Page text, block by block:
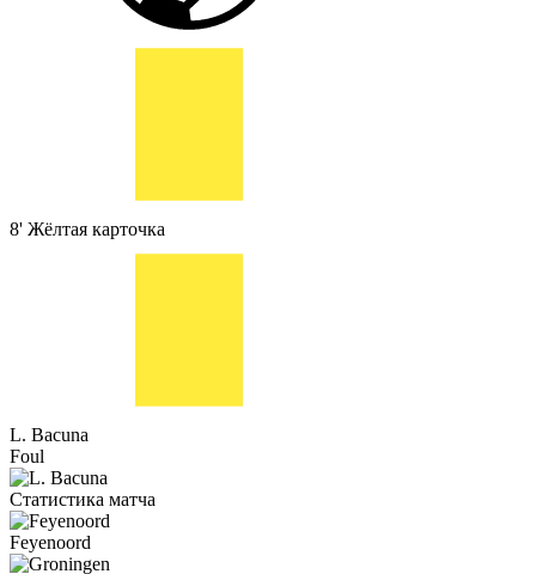
8' Жёлтая карточка
L. Bacuna
Foul
Статистика матча
Feyenoord